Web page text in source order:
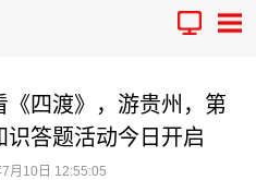
《四渡》，游贵州，第
识答题活动今日开启
月10日 12:55:05